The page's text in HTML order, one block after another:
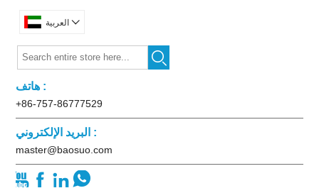
العربية 

هاتف :
+86-757-86777529
البريد الإلكتروني :
master@baosuo.com
   